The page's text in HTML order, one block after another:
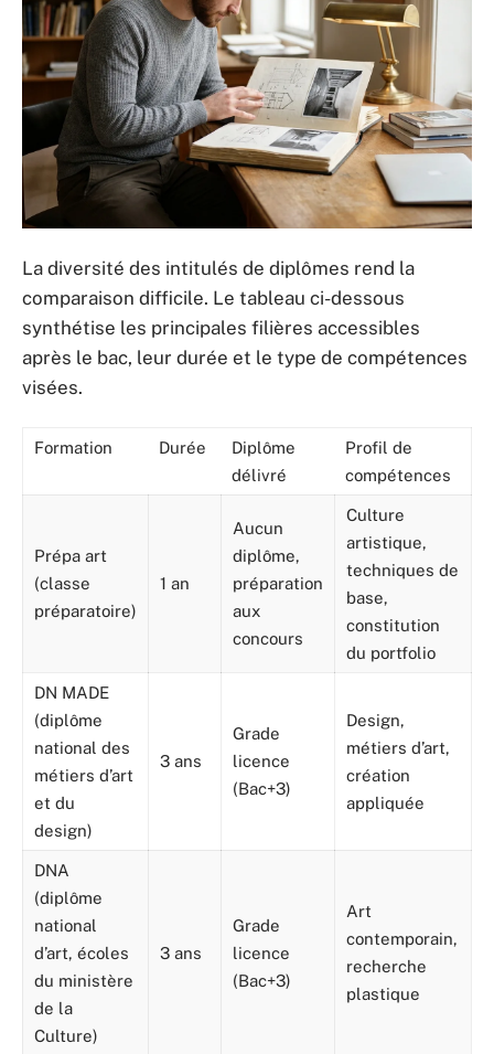
La diversité des intitulés de diplômes rend la
comparaison difficile. Le tableau ci-dessous
synthétise les principales filières accessibles
après le bac, leur durée et le type de compétences
visées.
Formation Durée
Diplôme
délivré
Profil de
compétences
Prépa art
(classe
préparatoire)
1 an
Aucun
diplôme,
préparation
aux
concours
Culture
artistique,
techniques de
base,
constitution
du portfolio
DN MADE
(diplôme
national des
métiers d’art
et du
design)
3 ans
Grade
licence
(Bac+3)
Design,
métiers d’art,
création
appliquée
DNA
(diplôme
national
d’art, écoles
du ministère
de la
Culture)
3 ans
Grade
licence
(Bac+3)
Art
contemporain,
recherche
plastique